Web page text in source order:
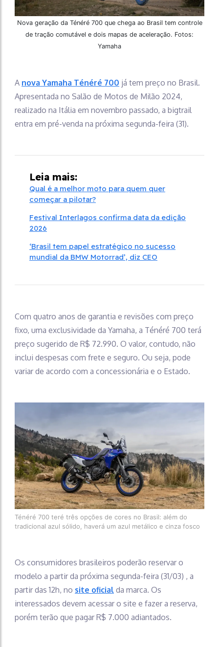
Nova geração da Ténéré 700 que chega ao Brasil tem controle
de tração comutável e dois mapas de aceleração. Fotos:
Yamaha
A nova Yamaha Ténéré 700 já tem preço no Brasil.
Apresentada no Salão de Motos de Milão 2024,
realizado na Itália em novembro passado, a bigtrail
entra em pré-venda na próxima segunda-feira (31).
Leia mais:
Qual é a melhor moto para quem quer
começar a pilotar?
Festival Interlagos confirma data da edição
2026
‘Brasil tem papel estratégico no sucesso
mundial da BMW Motorrad’, diz CEO
Com quatro anos de garantia e revisões com preço
fixo, uma exclusividade da Yamaha, a Ténéré 700 terá
preço sugerido de R$ 72.990. O valor, contudo, não
inclui despesas com frete e seguro. Ou seja, pode
variar de acordo com a concessionária e o Estado.
Ténéré 700 teré três opções de cores no Brasil: além do
tradicional azul sólido, haverá um azul metálico e cinza fosco
Os consumidores brasileiros poderão reservar o
modelo a partir da próxima segunda-feira (31/03) , a
partir das 12h, no site oficial da marca. Os
interessados devem acessar o site e fazer a reserva,
porém terão que pagar R$ 7.000 adiantados.